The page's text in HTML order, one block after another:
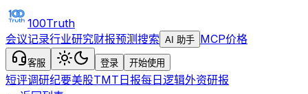
100Truth
会议记录行业研究财报预测搜索 AI 助手 MCP价格
客服 登录 开始使用
短评调研纪要美股TMT日报每日逻辑外资研报